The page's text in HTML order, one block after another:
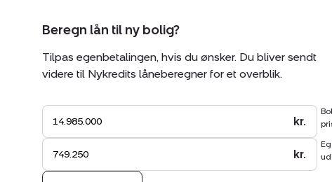
Beregn lån til ny bolig?
Tilpas egenbetalingen, hvis du ønsker. Du bliver sendt
videre til Nykredits låneberegner for et overblik.
kr.
kr.